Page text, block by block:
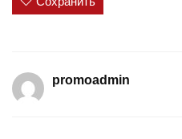
promoadmin